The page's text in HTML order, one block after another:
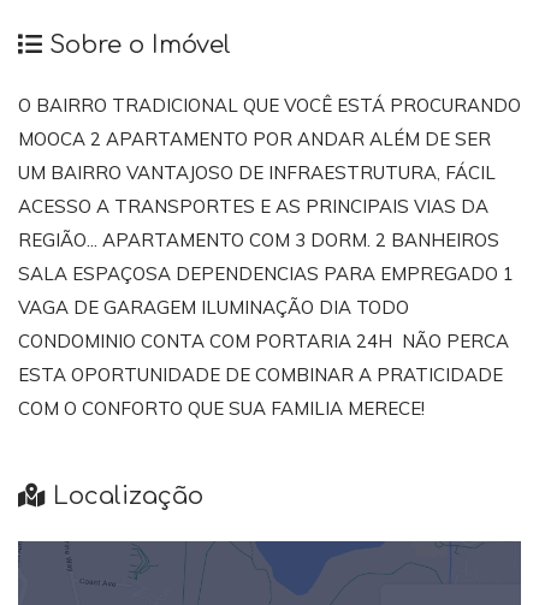
Sobre o Imóvel
O BAIRRO TRADICIONAL QUE VOCÊ ESTÁ PROCURANDO
MOOCA 2 APARTAMENTO POR ANDAR ALÉM DE SER
UM BAIRRO VANTAJOSO DE INFRAESTRUTURA, FÁCIL
ACESSO A TRANSPORTES E AS PRINCIPAIS VIAS DA
REGIÃO... APARTAMENTO COM 3 DORM. 2 BANHEIROS
SALA ESPAÇOSA DEPENDENCIAS PARA EMPREGADO 1
VAGA DE GARAGEM ILUMINAÇÃO DIA TODO
CONDOMINIO CONTA COM PORTARIA 24H NÃO PERCA
ESTA OPORTUNIDADE DE COMBINAR A PRATICIDADE
COM O CONFORTO QUE SUA FAMILIA MERECE!
Localização